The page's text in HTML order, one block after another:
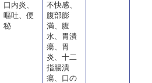
口内炎、
嘔吐、便
秘
不快感、
腹部膨
満、腹
水、胃潰
瘍、胃
炎、十二
指腸潰
瘍、口の